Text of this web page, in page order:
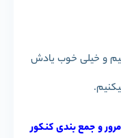
و خیلی خوب یادش
مرور و جمع بندی کنکور